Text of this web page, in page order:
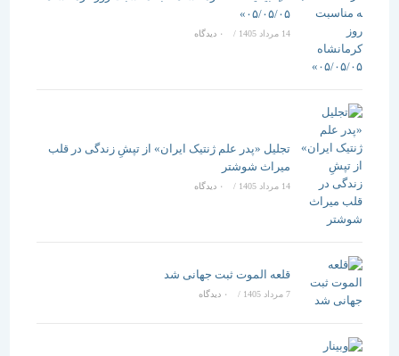
۰۵/۰۵/۰۵»
/ ۰ دیدگاه
تجلیل «پدر علم ژنتیک ایران» از تپشِ زندگی در قلب
میراث شوشتر
14 مرداد 1405 / ۰ دیدگاه
قلعه الموت ثبت جهانی شد
/ ۰ دیدگاه